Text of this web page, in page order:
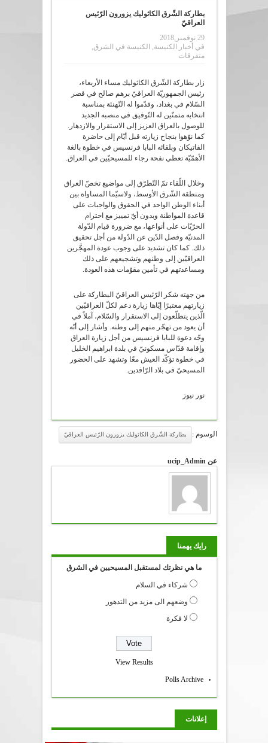
بطاركة الشّرق الكاثوليك يزورون الرّئيس
العراقيّ
29 نوفمبر,2018
في أخبار الكنيسة, الكنيسة في الشرق,
متفرقات
زار بطاركة الشّرق الكاثوليك مساء الأربعاء،
رئيس الجمهوريّة العراقيّ برهم صالح في قصر
السّلام في بغداد، وقدّموا له التّهنئة بمناسبة
انتخابه متمنّين له التّوفيق في منصبه الجديد
للوصول بالعراق العزيز إلى الاستقرار والازدهار.
كما نوّهوا بنجاح زيارته قبل أيّام إلى حاضرة
الفاتيكان وبلقائه البابا فرنسيس في خطوة بالغة
الأهمّيّة تعطي نفحة رجاء للمسيحيّين في العراق.
وخلال اللّقاء تمّ التّطرّق إلى مواضيع تخصّ العراق
ومنطقة الشّرق الأوسط، ولاسيّما المساواة بين
أبناء الوطن الواحد في الحقوق والواجبات على
قاعدة المواطنة وبدون أيّ تمييز مع احترام
الحرّيّات على أنواعها، مع ضرورة قيام الدّولة
المدنيّة وفصل الدّين عن الدّولة من أجل تحقيق
ذلك. كما كان تشديد على وجوب عودة المهجَّرين
العراقيّين إلى وطنهم وتشجيعهم على ذلك
ومساعدتهم في تأمين مقوّمات هذه العودة.
من جهته شكر الرّئيس العراقيّ البطاركة على
زيارتهم معتبرًا إيّاها زيارة دعم لكلّ العراقيّين
الّذين يتطلّعون إلى الاستقرار والسّلام، آملاً في
أن يعود من تهجّر منهم إلى وطنه. وأشار إلى أنّه
وجّه دعوة للبابا فرنسيس من أجل زيارة العراق
وإقامة قدّاس مسكونيّ في بلدة ابراهيم الخليل
في خطوة تؤكّد العيش معًا وتشهد على الحضور
المسيحيّ في بلاد الرّافدين.
نور نيوز
الوسوم : بطاركة الشّرق الكاثوليك يزورون الرّئيس العراقيّ
عن ucip_Admin
رايك يهمنا
ما هي نظرتك لمستقبل المسيحيين في الشرق
شركاء في السلام
وضعهم الى مزيد من التدهور
لا فكرة
View Results
Polls Archive
إعلانات